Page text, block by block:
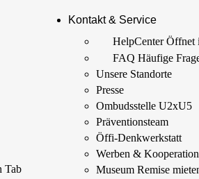
Tab
Kontakt & Service
HelpCenterÖffnet
FAQ Häufige
Unsere Standorte
Presse
Ombudsstelle U2xU5
Präventionsteam
Öffi-Denkwerkstatt
Werben &
Museum Remise